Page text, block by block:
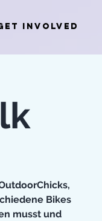
INVOLVED
Bikes
musst und